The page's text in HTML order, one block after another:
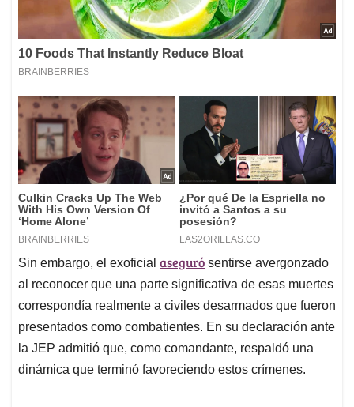
Sin embargo, el exoficial aseguró sentirse avergonzado
al reconocer que una parte significativa de esas muertes
correspondía realmente a civiles desarmados que fueron
presentados como combatientes. En su declaración ante
la JEP admitió que, como comandante, respaldó una
dinámica que terminó favoreciendo estos crímenes.